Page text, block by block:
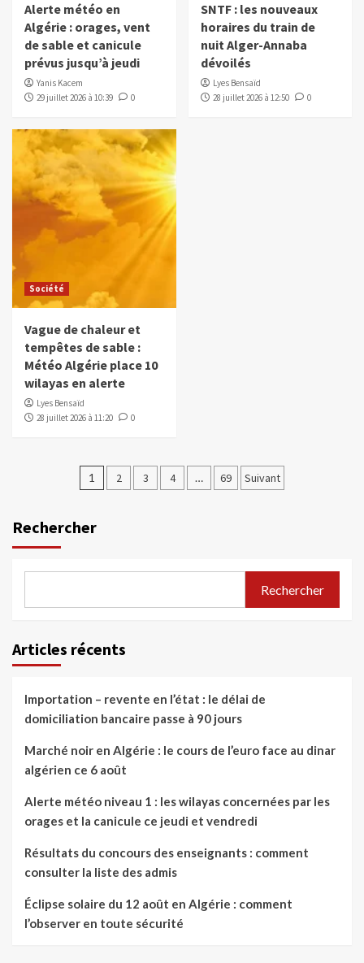
Alerte météo en
Algérie : orages, vent
de sable et canicule
prévus jusqu’à jeudi
Yanis Kacem
29 juillet 2026 à 10:39
0
SNTF : les nouveaux
horaires du train de
nuit Alger-Annaba
dévoilés
Lyes Bensaïd
28 juillet 2026 à 12:50
0
Société
Vague de chaleur et
tempêtes de sable :
Météo Algérie place 10
wilayas en alerte
Lyes Bensaïd
28 juillet 2026 à 11:20
0
1 2 3 4 … 69 Suivant
Rechercher
Rechercher
Articles récents
Importation – revente en l’état : le délai de
domiciliation bancaire passe à 90 jours
Marché noir en Algérie : le cours de l’euro face au dinar
algérien ce 6 août
Alerte météo niveau 1 : les wilayas concernées par les
orages et la canicule ce jeudi et vendredi
Résultats du concours des enseignants : comment
consulter la liste des admis
Éclipse solaire du 12 août en Algérie : comment
l’observer en toute sécurité